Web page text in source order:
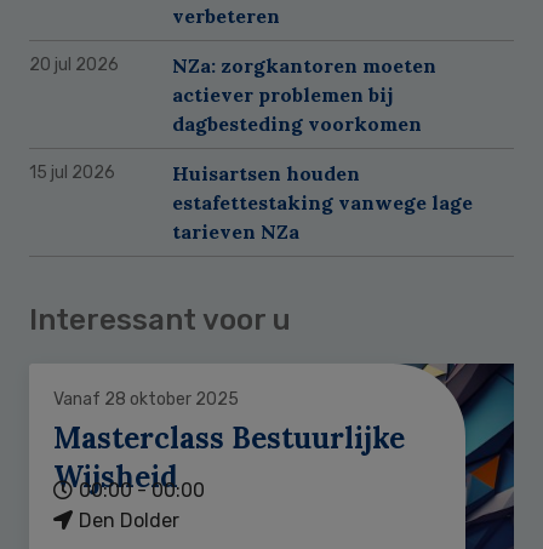
verbeteren
20 jul 2026
NZa: zorgkantoren moeten
actiever problemen bij
dagbesteding voorkomen
15 jul 2026
Huisartsen houden
estafettestaking vanwege lage
tarieven NZa
Interessant voor u
Vanaf 28 oktober 2025
Masterclass Bestuurlijke
Wijsheid
00:00 - 00:00
Den Dolder